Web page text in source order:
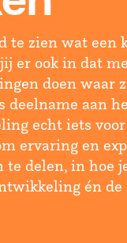
te zien wat een
er ook in dat
doen waar
deelname aan
echt iets
ervaring en
te delen, in hoe
én